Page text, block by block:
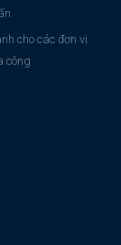
cho các đơn vị
công